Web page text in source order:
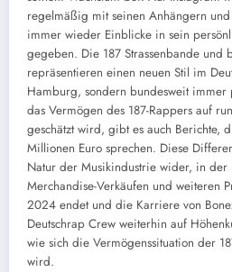
regelmäßig mit seinen Anhängern und
immer wieder Einblicke in sein
gegeben. Die 187 Strassenbande und
repräsentieren einen neuen Stil im
Hamburg, sondern bundesweit
das Vermögen des 187-Rappers auf
geschätzt wird, gibt es auch Berichte,
Millionen Euro sprechen. Diese
Natur der Musikindustrie wider, in der
Merchandise-Verkäufen und weiteren
2024 endet und die Karriere von
Deutschrap Crew weiterhin auf
wie sich die Vermögenssituation der
wird.